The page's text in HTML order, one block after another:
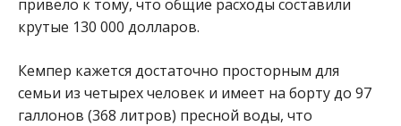
привело к тому, что общие расходы составили
крутые 130 000 долларов.
Кемпер кажется достаточно просторным для
семьи из четырех человек и имеет на борту до 97
галлонов (368 литров) пресной воды, что